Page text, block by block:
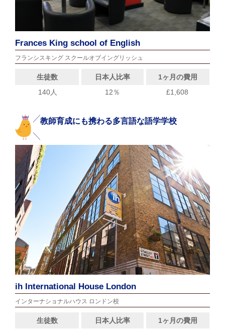
Frances King school of English
フランシスキング スクールオブイングリッシュ
生徒数 日本人比率
1ヶ月の費用
140人
12％ £1,608
教師育成にも携わる多言語な語学学校
ih International House London
インターナショナルハウス ロンドン校
生徒数 日本人比率
1ヶ月の費用